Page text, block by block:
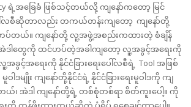
ရဲ့အခြေခံ ဖြစ်သင့်တယ်လို့ ကျနော်ကတော့ မြင်
ေါ်လစီဆိုတာလည်း တကယ်တန်းကျတော့ ကျနော်တို့
ယ်။ ကျနော်တို့ လူ့အဖွဲ့အစည်းကထားတဲ့ စံချိန်
ဒါတွေကို ထင်ဟပ်တဲ့အခါကျတော့ လူ့အခွင့်အရေးကို
ခွင့်အရေးကို နိုင်ငံခြားရေးပေါ်လစီရဲ့ Tool အဖြစ်
ါဒမျိုး ကျနော်တို့နိုင်ငံရဲ့ နိုင်ငံခြားရေးမူဝါဒကို ကျ
ယ်၊ အဲဒါ ကျနော်တို့ရဲ့ တစ်စုံတစ်ရာ စိတ်ကူးပေါ့။ ကို